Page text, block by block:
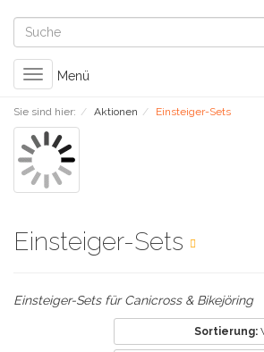
Toggle
navigation
Menü
Sie sind hier: Aktionen Einsteiger-Sets
Einsteiger-Sets
Einsteiger-Sets für Canicross & Bikejöring
Sortierung: